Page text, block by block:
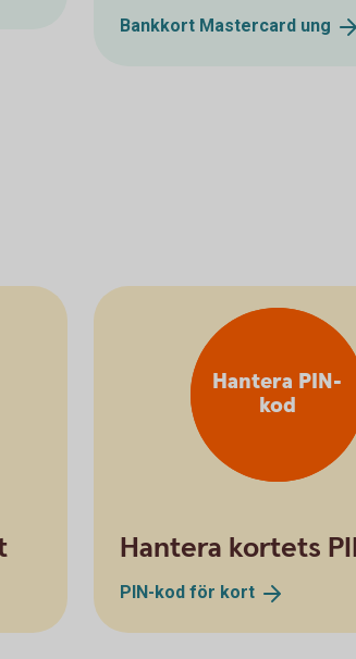
Bankkort Mastercard ung
Hantera PIN-
kod
Hantera kortets
PIN-kod för kort